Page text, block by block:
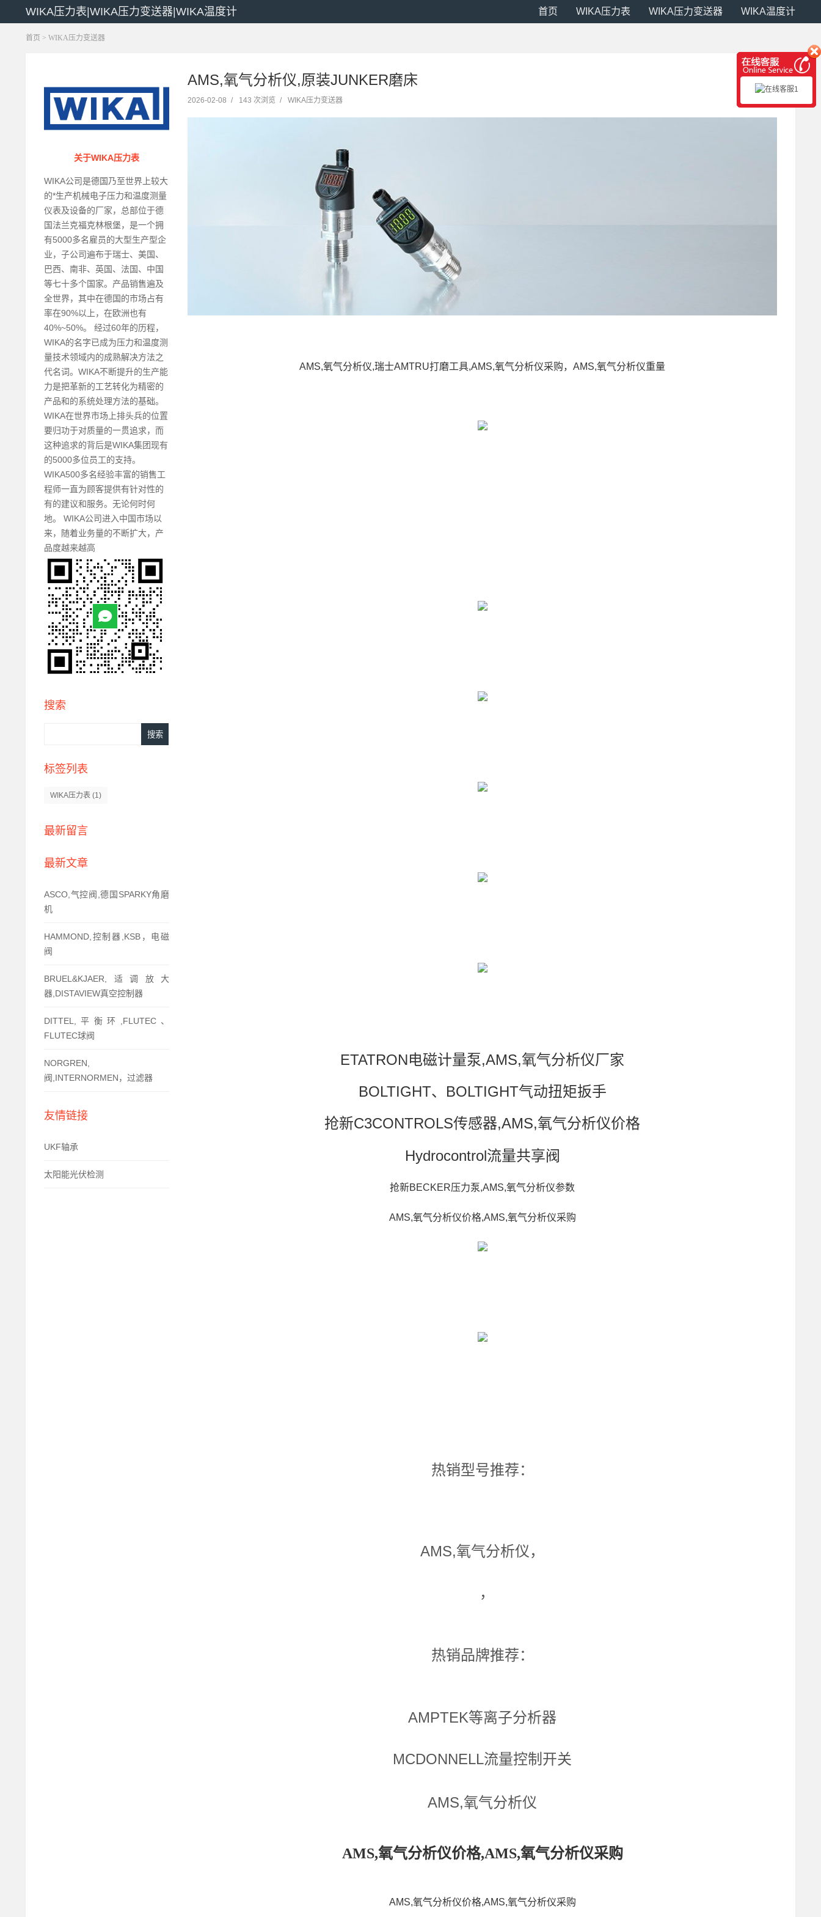
WIKA压力表|WIKA压力变送器|WIKA温度计 首页 WIKA压力表 WIKA压力变送器 WIKA温度计
首页 > WIKA压力变送器
关于WIKA压力表
WIKA公司是德国乃至世界上较大
的*生产机械电子压力和温度测量
仪表及设备的厂家，总部位于德
国法兰克福克林根堡，是一个拥
有5000多名雇员的大型生产型企
业，子公司遍布于瑞士、美国、
巴西、南非、英国、法国、中国
等七十多个国家。产品销售遍及
全世界，其中在德国的市场占有
率在90%以上，在欧洲也有
40%~50%。 经过60年的历程，
WIKA的名字已成为压力和温度测
量技术领域内的成熟解决方法之
代名词。WIKA不断提升的生产能
力是把革新的工艺转化为精密的
产品和的系统处理方法的基础。
WIKA在世界市场上排头兵的位置
要归功于对质量的一贯追求，而
这种追求的背后是WIKA集团现有
的5000多位员工的支持。
WIKA500多名经验丰富的销售工
程师一直为顾客提供有针对性的
有的建议和服务。无论何时何
地。 WIKA公司进入中国市场以
来，随着业务量的不断扩大，产
品度越来越高
搜索
标签列表
WIKA压力表 (1)
最新留言
最新文章
ASCO,气控阀,德国SPARKY角磨
机
HAMMOND,控制器,KSB，电磁
阀
BRUEL&KJAER,适调放大
器,DISTAVIEW真空控制器
DITTEL,平衡环,FLUTEC、
FLUTEC球阀
NORGREN,
阀,INTERNORMEN，过滤器
友情链接
UKF轴承
太阳能光伏检测
AMS,氧气分析仪,原装JUNKER磨床
2026-02-08 / 143 次浏览 / WIKA压力变送器
AMS,氧气分析仪,瑞士AMTRU打磨工具,AMS,氧气分析仪采购，AMS,氧气分析仪重量
ETATRON电磁计量泵,AMS,氧气分析仪厂家
BOLTIGHT、BOLTIGHT气动扭矩扳手
抢新C3CONTROLS传感器,AMS,氧气分析仪价格
Hydrocontrol流量共享阀
抢新BECKER压力泵,AMS,氧气分析仪参数
AMS,氧气分析仪价格,AMS,氧气分析仪采购
热销型号推荐：
AMS,氧气分析仪，
，
热销品牌推荐：
AMPTEK等离子分析器
MCDONNELL流量控制开关
AMS,氧气分析仪
AMS,氧气分析仪价格,AMS,氧气分析仪采购
AMS,氧气分析仪价格,AMS,氧气分析仪采购